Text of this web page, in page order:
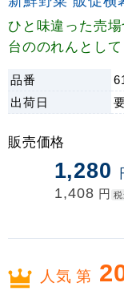
ひと味違った売
台ののれんとし
品番
出荷日
販売価格
1,280
1,408 円
人気 第